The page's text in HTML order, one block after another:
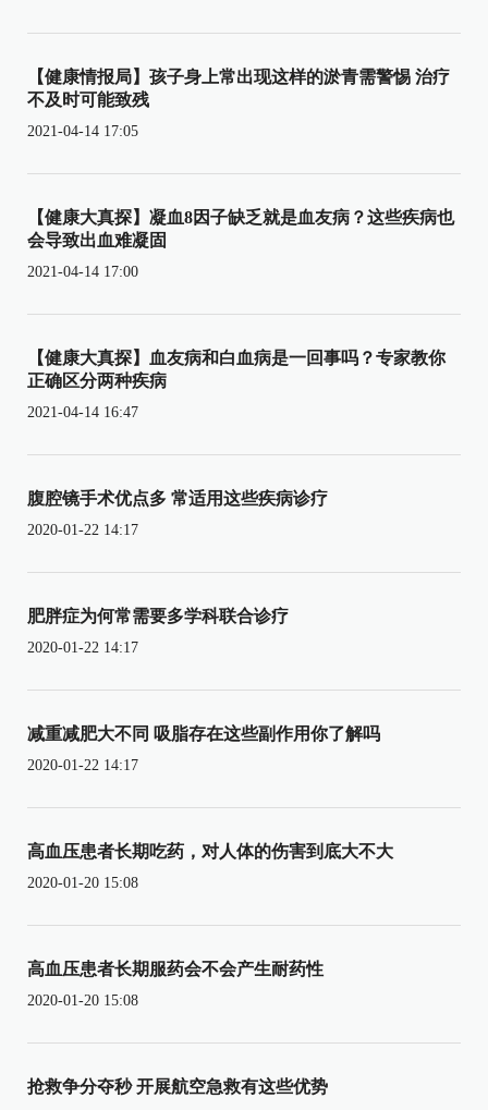
【健康情报局】孩子身上常出现这样的淤青需警惕 治疗
不及时可能致残
2021-04-14 17:05
【健康大真探】凝血8因子缺乏就是血友病？这些疾病也
会导致出血难凝固
2021-04-14 17:00
【健康大真探】血友病和白血病是一回事吗？专家教你
正确区分两种疾病
2021-04-14 16:47
腹腔镜手术优点多 常适用这些疾病诊疗
2020-01-22 14:17
肥胖症为何常需要多学科联合诊疗
2020-01-22 14:17
减重减肥大不同 吸脂存在这些副作用你了解吗
2020-01-22 14:17
高血压患者长期吃药，对人体的伤害到底大不大
2020-01-20 15:08
高血压患者长期服药会不会产生耐药性
2020-01-20 15:08
抢救争分夺秒 开展航空急救有这些优势